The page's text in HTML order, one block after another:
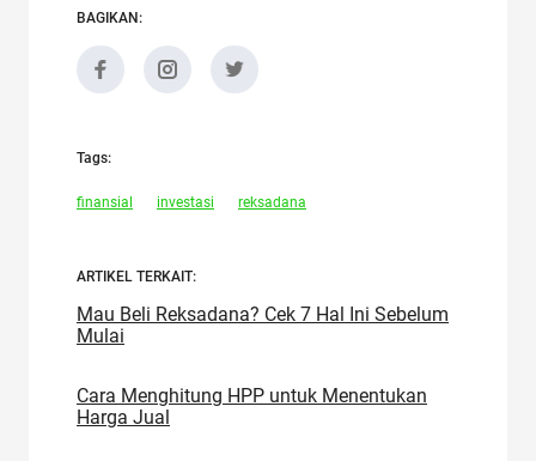
BAGIKAN:
Tags:
finansial investasi reksadana
ARTIKEL TERKAIT:
Mau Beli Reksadana? Cek 7 Hal Ini Sebelum
Mulai
Cara Menghitung HPP untuk Menentukan
Harga Jual